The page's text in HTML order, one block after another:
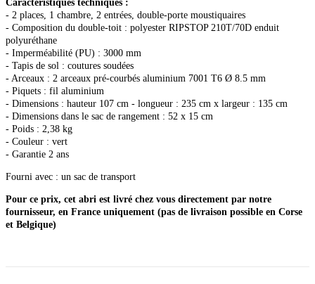
Caractéristiques techniques :
- 2 places, 1 chambre, 2 entrées, double-porte moustiquaires
- Composition du double-toit : polyester RIPSTOP 210T/70D enduit
polyuréthane
- Imperméabilité (PU) : 3000 mm
- Tapis de sol : coutures soudées
- Arceaux : 2 arceaux pré-courbés aluminium 7001 T6 Ø 8.5 mm
- Piquets : fil aluminium
- Dimensions : hauteur 107 cm - longueur : 235 cm x largeur : 135 cm
- Dimensions dans le sac de rangement : 52 x 15 cm
- Poids : 2,38 kg
- Couleur : vert
- Garantie 2 ans
Fourni avec : un sac de transport
Pour ce prix, cet abri est livré chez vous directement par notre
fournisseur, en France uniquement (pas de livraison possible en Corse
et Belgique)